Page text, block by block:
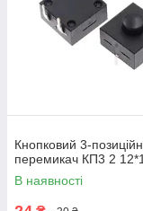
Кнопковий 3-
перемикач КП3 2
В наявності